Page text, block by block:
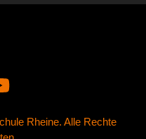
Rheine. Alle Rechte